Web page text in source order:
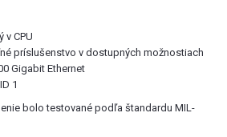
v CPU
príslušenstvo v dostupných možnostiach
Gigabit Ethernet
1
bolo testované podľa štandardu MIL-